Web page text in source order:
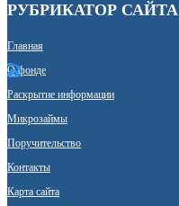
РУБРИКАТОР САЙТА
Главная
О фонде
Раскрытие информации
Микрозаймы
Поручительство
Контакты
Карта сайта